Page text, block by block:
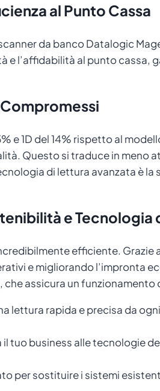
al Punto Cassa
da banco Datalogic
l’affidabilità al punto cassa,
e 1D del 14% rispetto al
Questo si traduce in meno
di lettura avanzata è
e Tecnologia
efficiente.
e migliorando l’impronta
che assicura un
lettura rapida e precisa da
il tuo business alle tecnologie
per sostituire i sistemi